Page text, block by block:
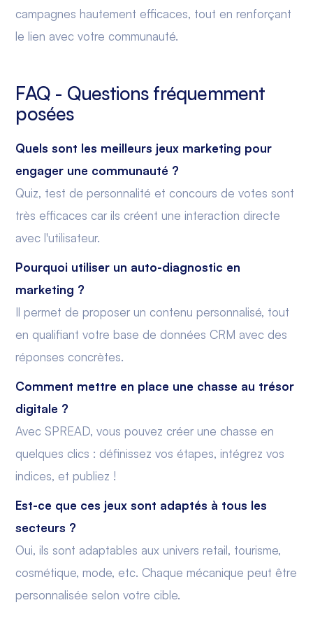
campagnes hautement efficaces, tout en renforçant
le lien avec votre communauté.
FAQ - Questions fréquemment
posées
Quels sont les meilleurs jeux marketing pour
engager une communauté ?
Quiz, test de personnalité et concours de votes sont
très efficaces car ils créent une interaction directe
avec l'utilisateur.
Pourquoi utiliser un auto-diagnostic en
marketing ?
Il permet de proposer un contenu personnalisé, tout
en qualifiant votre base de données CRM avec des
réponses concrètes.
Comment mettre en place une chasse au trésor
digitale ?
Avec SPREAD, vous pouvez créer une chasse en
quelques clics : définissez vos étapes, intégrez vos
indices, et publiez !
Est-ce que ces jeux sont adaptés à tous les
secteurs ?
Oui, ils sont adaptables aux univers retail, tourisme,
cosmétique, mode, etc. Chaque mécanique peut être
personnalisée selon votre cible.